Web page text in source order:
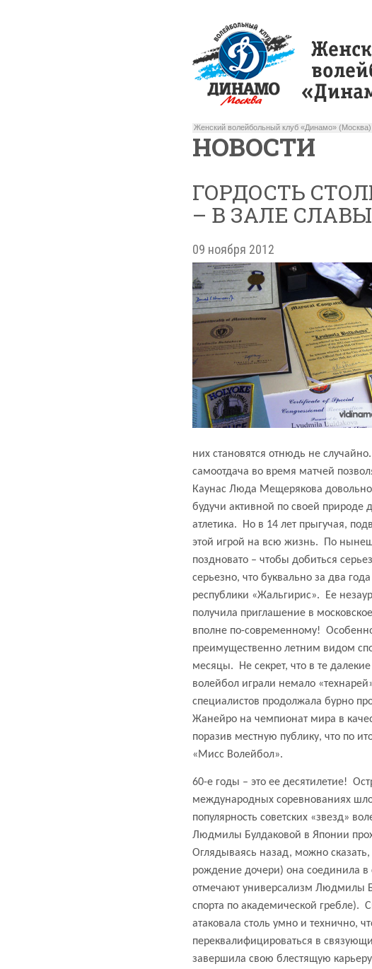
Женский волейбольный клуб «Динамо»
НОВОСТИ
ГОРДОСТЬ
– В ЗАЛЕ
09 ноября 2012
них становятся отнюдь не случайно.
самоотдача во время матчей
Каунас Люда Мещерякова довольно
будучи активной по своей природе
атлетика.
Но в 14 лет прыгучая,
этой игрой на всю жизнь.
По
поздновато – чтобы добиться
серьезно, что буквально за два
республики «Жальгирис».
Ее
получила приглашение в
вполне по-современному!
преимущественно летним видом
месяцы.
Не секрет, что в те
волейбол играли немало
специалистов продолжала бурно
Жанейро на чемпионат мира в
поразив местную публику, что по
«Мисс Волейбол».
60-е годы – это ее десятилетие!
международных соревнованиях
популярность советских «звезд»
Людмилы Булдаковой в Японии
Оглядываясь назад, можно
рождение дочери) она соединила в
отмечают универсализм Людмилы
спорта по академической гребле).
атаковала столь умно и технично,
переквалифицироваться в
завершила свою блестящую